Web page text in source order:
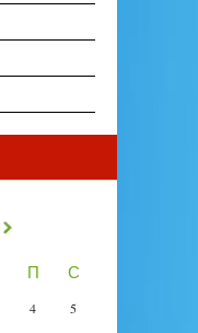
»
П С
4
5